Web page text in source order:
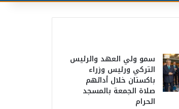
سمو ولي العهد والرئيس
التركي ورئيس وزراء
باكستان خلال أدائهم
صلاة الجمعة بالمسجد
الحرام